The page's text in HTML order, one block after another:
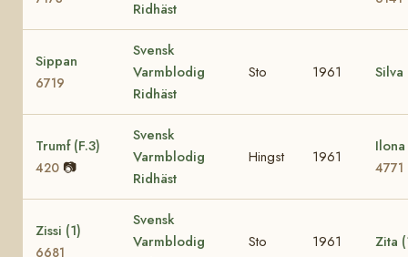
Ridhäst
Sippan
6719
Svensk
Varmblodig
Ridhäst
Sto 1961 Silva
Trumf (F.3)
420 📷
Svensk
Varmblodig
Ridhäst
Hingst 1961
4771
Zissi (1)
6681
Svensk
Varmblodig
Sto 1961 Zita